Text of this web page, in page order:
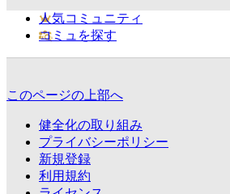
人気コミュニティ
コミュを探す
このページの上部へ
健全化の取り組み
プライバシーポリシー
新規登録
利用規約